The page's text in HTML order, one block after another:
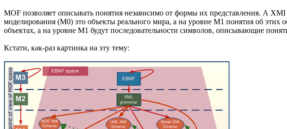
MOF позволяет описывать понятия независимо от формы их представления. А XMI
моделирования (М0) это объекты реального мира, а на уровне М1 понятия об
объектах, а на уровне М1 будут последовательности символов, описывающие
Кстати, как-раз картинка на эту тему: